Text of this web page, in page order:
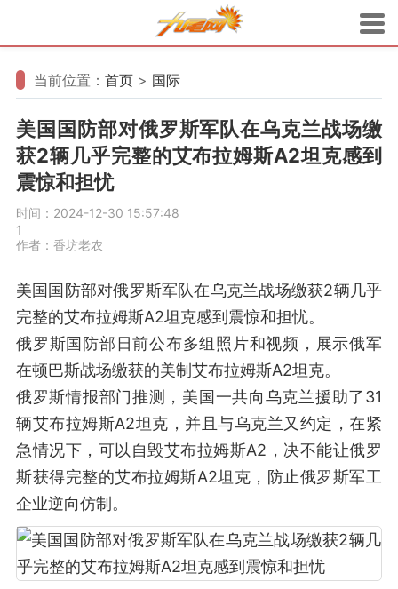
当前位置： 首页 > 国际
美国国防部对俄罗斯军队在乌克兰战场缴
获2辆几乎完整的艾布拉姆斯A2坦克感到
震惊和担忧
时间：2024-12-30 15:57:48
1
作者：香坊老农
美国国防部对俄罗斯军队在乌克兰战场缴获2辆几乎
完整的艾布拉姆斯A2坦克感到震惊和担忧。
俄罗斯国防部日前公布多组照片和视频，展示俄军
在顿巴斯战场缴获的美制艾布拉姆斯A2坦克。
俄罗斯情报部门推测，美国一共向乌克兰援助了31
辆艾布拉姆斯A2坦克，并且与乌克兰又约定，在紧
急情况下，可以自毁艾布拉姆斯A2，决不能让俄罗
斯获得完整的艾布拉姆斯A2坦克，防止俄罗斯军工
企业逆向仿制。